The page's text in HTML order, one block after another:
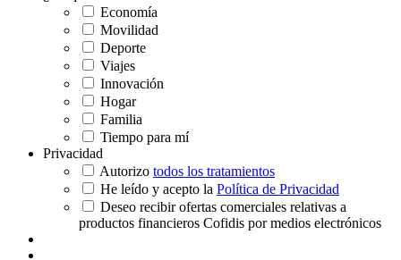
Economía
Movilidad
Deporte
Viajes
Innovación
Hogar
Familia
Tiempo para mí
Privacidad
Autorizo todos los tratamientos
He leído y acepto la Política de Privacidad
Deseo recibir ofertas comerciales relativas a
productos financieros Cofidis por medios electrónicos